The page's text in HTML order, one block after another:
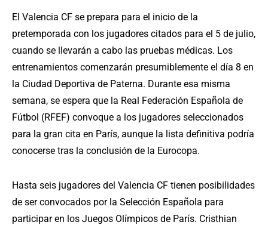
El Valencia CF se prepara para el inicio de la
pretemporada con los jugadores citados para el 5 de julio,
cuando se llevarán a cabo las pruebas médicas. Los
entrenamientos comenzarán presumiblemente el día 8 en
la Ciudad Deportiva de Paterna. Durante esa misma
semana, se espera que la Real Federación Española de
Fútbol (RFEF) convoque a los jugadores seleccionados
para la gran cita en París, aunque la lista definitiva podría
conocerse tras la conclusión de la Eurocopa.
Hasta seis jugadores del Valencia CF tienen posibilidades
de ser convocados por la Selección Española para
participar en los Juegos Olímpicos de París. Cristhian